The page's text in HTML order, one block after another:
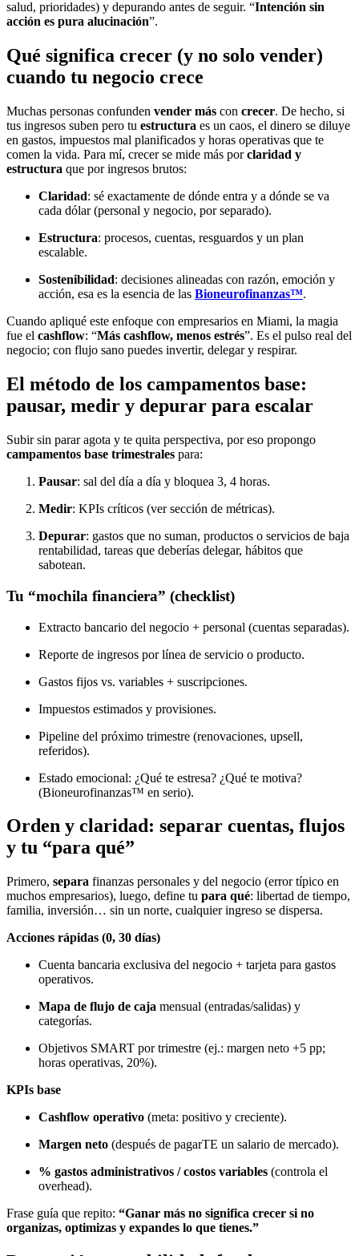
salud, prioridades) y depurando antes de seguir. “Intención sin
acción es pura alucinación”.
Qué significa crecer (y no solo vender)
cuando tu negocio crece
Muchas personas confunden vender más con crecer. De hecho, si
tus ingresos suben pero tu estructura es un caos, el dinero se diluye
en gastos, impuestos mal planificados y horas operativas que te
comen la vida. Para mí, crecer se mide más porclaridad y
estructura que por ingresos brutos:
Claridad: sé exactamente de dónde entra y a dónde se va
cada dólar (personal y negocio, por separado).
Estructura: procesos, cuentas, resguardos y un plan
escalable.
Sostenibilidad: decisiones alineadas con razón, emoción y
acción, esa es la esencia de las Bioneurofinanzas™.
Cuando apliqué este enfoque con empresarios en Miami, la magia
fue el cashflow: “Más cashflow, menos estrés”. Es el pulso real del
negocio; con flujo sano puedes invertir, delegar y respirar.
El método de los campamentos base:
pausar, medir y depurar para escalar
Subir sin parar agota y te quita perspectiva, por eso propongo
campamentos base trimestrales para:
Pausar: sal del día a día y bloquea 3, 4 horas.
Medir: KPIs críticos (ver sección de métricas).
Depurar: gastos que no suman, productos o servicios de baja
rentabilidad, tareas que deberías delegar, hábitos que
sabotean.
Tu “mochila financiera” (checklist)
Extracto bancario del negocio + personal (cuentas separadas).
Reporte de ingresos por línea de servicio o producto.
Gastos fijos vs. variables + suscripciones.
Impuestos estimados y provisiones.
Pipeline del próximo trimestre (renovaciones, upsell,
referidos).
Estado emocional: ¿Qué te estresa? ¿Qué te motiva?
(Bioneurofinanzas™ en serio).
Orden y claridad: separar cuentas, flujos
y tu “para qué”
Primero, separa finanzas personales y del negocio (error típico en
muchos empresarios), luego, define tu para qué: libertad de tiempo,
familia, inversión… sin un norte, cualquier ingreso se dispersa.
Acciones rápidas (0, 30 días)
Cuenta bancaria exclusiva del negocio + tarjeta para gastos
operativos.
Mapa de flujo de caja mensual (entradas/salidas) y
categorías.
Objetivos SMART por trimestre (ej.: margen neto +5 pp;
horas operativas, 20%).
KPIs base
Cashflow operativo (meta: positivo y creciente).
Margen neto (después de pagarTE un salario de mercado).
% gastos administrativos / costos variables (controla el
overhead).
Frase guía que repito: “Ganar más no significa crecer si no
organizas, optimizas y expandes lo que tienes.”